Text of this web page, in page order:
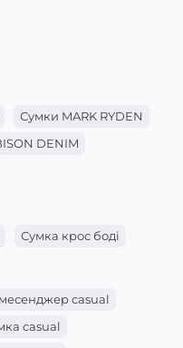
Сумки MARK RYDEN
DENIM
Сумка крос боді
casual
casual